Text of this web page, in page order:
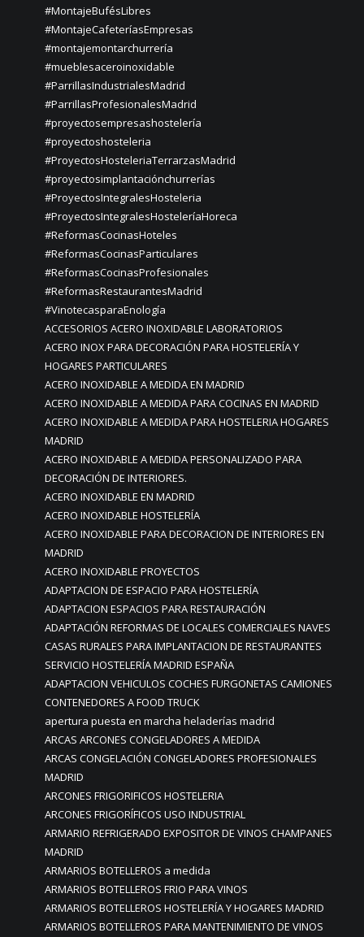
#MontajeBufésLibres
#MontajeCafeteríasEmpresas
#montajemontarchurrería
#mueblesaceroinoxidable
#ParrillasIndustrialesMadrid
#ParrillasProfesionalesMadrid
#proyectosempresashostelería
#proyectoshosteleria
#ProyectosHosteleriaTerrarzasMadrid
#proyectosimplantaciónchurrerías
#ProyectosIntegralesHosteleria
#ProyectosIntegralesHosteleríaHoreca
#ReformasCocinasHoteles
#ReformasCocinasParticulares
#ReformasCocinasProfesionales
#ReformasRestaurantesMadrid
#VinotecasparaEnología
ACCESORIOS ACERO INOXIDABLE LABORATORIOS
ACERO INOX PARA DECORACIÓN PARA HOSTELERÍA Y
HOGARES PARTICULARES
ACERO INOXIDABLE A MEDIDA EN MADRID
ACERO INOXIDABLE A MEDIDA PARA COCINAS EN MADRID
ACERO INOXIDABLE A MEDIDA PARA HOSTELERIA HOGARES
MADRID
ACERO INOXIDABLE A MEDIDA PERSONALIZADO PARA
DECORACIÓN DE INTERIORES.
ACERO INOXIDABLE EN MADRID
ACERO INOXIDABLE HOSTELERÍA
ACERO INOXIDABLE PARA DECORACION DE INTERIORES EN
MADRID
ACERO INOXIDABLE PROYECTOS
ADAPTACION DE ESPACIO PARA HOSTELERÍA
ADAPTACION ESPACIOS PARA RESTAURACIÓN
ADAPTACIÓN REFORMAS DE LOCALES COMERCIALES NAVES
CASAS RURALES PARA IMPLANTACION DE RESTAURANTES
SERVICIO HOSTELERÍA MADRID ESPAÑA
ADAPTACION VEHICULOS COCHES FURGONETAS CAMIONES
CONTENEDORES A FOOD TRUCK
apertura puesta en marcha heladerías madrid
ARCAS ARCONES CONGELADORES A MEDIDA
ARCAS CONGELACIÓN CONGELADORES PROFESIONALES
MADRID
ARCONES FRIGORIFICOS HOSTELERIA
ARCONES FRIGORÍFICOS USO INDUSTRIAL
ARMARIO REFRIGERADO EXPOSITOR DE VINOS CHAMPANES
MADRID
ARMARIOS BOTELLEROS a medida
ARMARIOS BOTELLEROS FRIO PARA VINOS
ARMARIOS BOTELLEROS HOSTELERÍA Y HOGARES MADRID
ARMARIOS BOTELLEROS PARA MANTENIMIENTO DE VINOS